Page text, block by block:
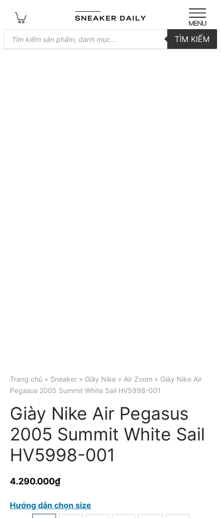
Tìm
kiếm
sản
TÌM KIẾM
Trang chủ » Sneaker » Giày Nike » Air Zoom » Giày Nike Air
Pegasus 2005 Summit White Sail HV5998-001
Giày Nike Air Pegasus
2005 Summit White Sail
HV5998-001
4.290.000₫
Hướng dẫn chọn size